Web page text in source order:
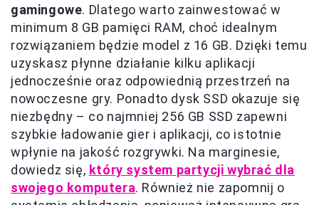
gamingowe. Dlatego warto zainwestować w
minimum 8 GB pamięci RAM, choć idealnym
rozwiązaniem będzie model z 16 GB. Dzięki temu
uzyskasz płynne działanie kilku aplikacji
jednocześnie oraz odpowiednią przestrzeń na
nowoczesne gry. Ponadto dysk SSD okazuje się
niezbędny – co najmniej 256 GB SSD zapewni
szybkie ładowanie gier i aplikacji, co istotnie
wpłynie na jakość rozgrywki. Na marginesie,
dowiedz się, który system partycji wybrać dla
swojego komputera. Również nie zapomnij o